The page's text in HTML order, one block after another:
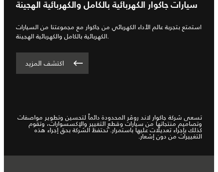
سيارات جاكوار الكهربائية بالكامل والكهربائية الهجينة
استمتع بتجربة عالم الأداء الكهربائي من جاكوار مع مجموعتنا من السيارات
الكهربائية بالكامل والكهربائية الهجينة.
اكتشف المزيد
تسعى شركة جاكوار لاند روڤر المحدودة دائماً لتحسين وتطوير مواصفات
وتصاميم منتجاتها من سيارات وقطع التغيير والإكسسوارات، وتقوم
كذلك بإجراء تعديلات عليها باستمرار. تحتفظ الشركة بحق إجراء هذه
التغييرات من دون إشعار.